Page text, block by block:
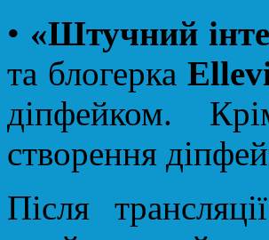
• «Штучний
та блогерка
діпфейком.
створення
Після